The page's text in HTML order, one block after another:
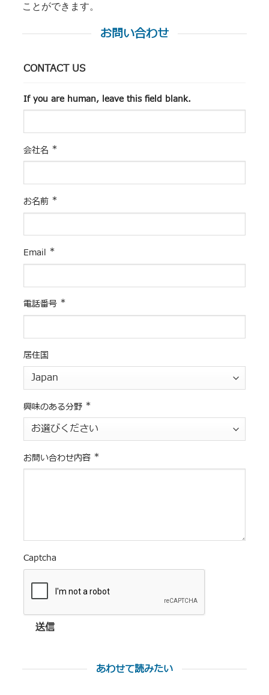
ことができます。
お問い合わせ
CONTACT US
If you are human, leave this field blank.
会社名 *
お名前 *
Email *
電話番号 *
居住国
興味のある分野 *
お問い合わせ内容 *
Captcha
送信
あわせて読みたい